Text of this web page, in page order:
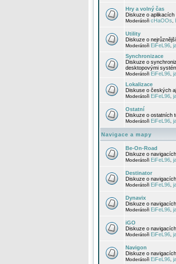
Hry a volný čas
Diskuze o
Moderátoři cHaOOs
Utility
Diskuze o
Moderátoři EiFeL96
Synchronizace
Diskuze o
desktopovými
Moderátoři EiFeL96
Lokalizace
Diskuse o českých
Moderátoři EiFeL96
Ostatní
Diskuze o ostatních
Moderátoři EiFeL96
Navigace a mapy
Be-On-Road
Diskuze o
Moderátoři EiFeL96
Destinator
Diskuze o
Moderátoři EiFeL96
Dynavix
Diskuze o
Moderátoři EiFeL96
iGO
Diskuze o navigacích
Moderátoři EiFeL96
Navigon
Diskuze o
Moderátoři EiFeL96